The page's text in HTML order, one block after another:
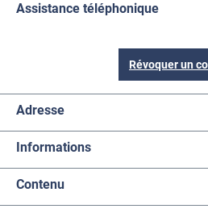
Assistance téléphonique
Révoquer un
Adresse
Informations
Contenu